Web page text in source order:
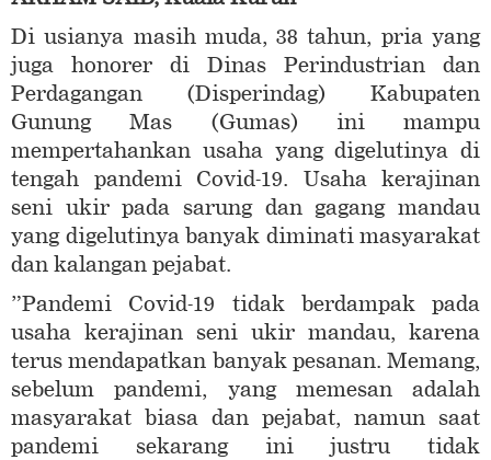
Di usianya masih muda, 38 tahun, pria yang
juga honorer di Dinas Perindustrian dan
Perdagangan (Disperindag) Kabupaten
Gunung Mas (Gumas) ini mampu
mempertahankan usaha yang digelutinya di
tengah pandemi Covid-19. Usaha kerajinan
seni ukir pada sarung dan gagang mandau
yang digelutinya banyak diminati masyarakat
dan kalangan pejabat.
”Pandemi Covid-19 tidak berdampak pada
usaha kerajinan seni ukir mandau, karena
terus mendapatkan banyak pesanan. Memang,
sebelum pandemi, yang memesan adalah
masyarakat biasa dan pejabat, namun saat
pandemi sekarang ini justru tidak